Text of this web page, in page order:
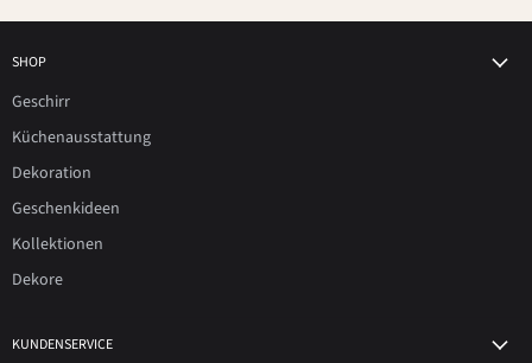
SHOP
Geschirr
Küchenausstattung
Dekoration
Geschenkideen
Kollektionen
Dekore
KUNDENSERVICE